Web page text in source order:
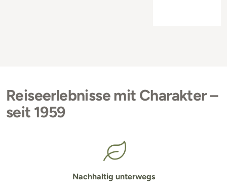
Reiseerlebnisse mit Charakter –
seit 1959
Nachhaltig unterwegs